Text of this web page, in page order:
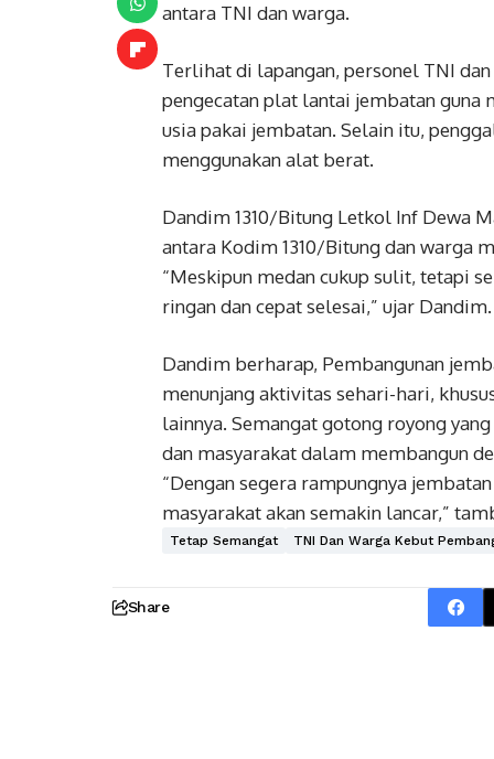
antara TNI dan warga.
Terlihat di lapangan, personel TNI
pengecatan plat lantai jembatan guna
usia pakai jembatan. Selain itu,
menggunakan alat berat.
Dandim 1310/Bitung Letkol Inf Dewa
antara Kodim 1310/Bitung dan warga
“Meskipun medan cukup sulit, tetapi
ringan dan cepat selesai,” ujar Dandim.
Dandim berharap, Pembangunan
menunjang aktivitas sehari-hari,
lainnya. Semangat gotong royong
dan masyarakat dalam membangun
“Dengan segera rampungnya
masyarakat akan semakin lancar,”
Tetap Semangat TNI Dan Warga Kebut
Share